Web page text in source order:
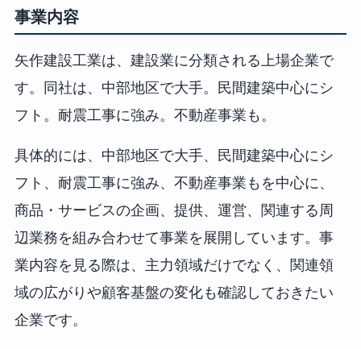
事業内容
矢作建設工業は、建設業に分類される上場企業で
す。同社は、中部地区で大手。民間建築中心にシ
フト。耐震工事に強み。不動産事業も。
具体的には、中部地区で大手、民間建築中心にシ
フト、耐震工事に強み、不動産事業もを中心に、
商品・サービスの企画、提供、運営、関連する周
辺業務を組み合わせて事業を展開しています。事
業内容を見る際は、主力領域だけでなく、関連領
域の広がりや顧客基盤の変化も確認しておきたい
企業です。